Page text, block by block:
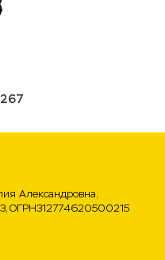
Александровна,
ОГРН312774620500215